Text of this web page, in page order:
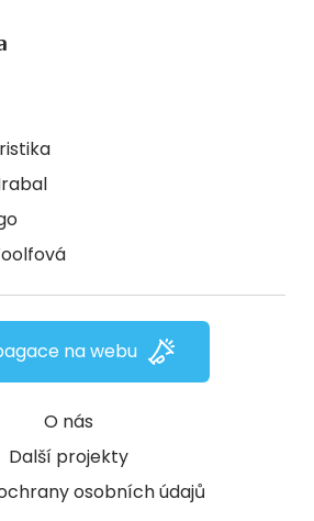
O nás
Další projekty
osobních údajů
na webu